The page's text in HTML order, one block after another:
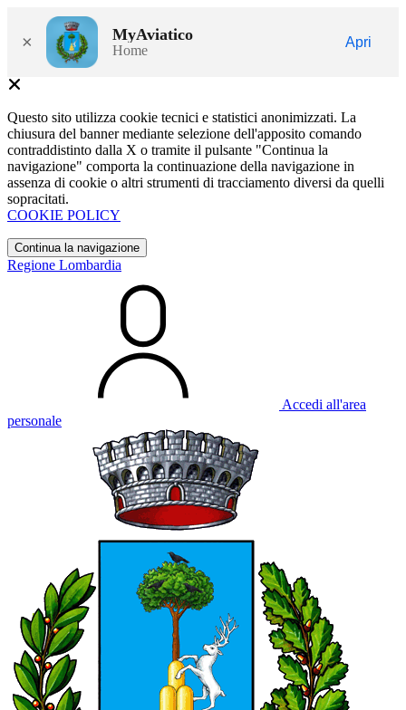
× MyAviatico
Home
Apri
Questo sito utilizza cookie tecnici e statistici anonimizzati. La
chiusura del banner mediante selezione dell'apposito comando
contraddistinto dalla X o tramite il pulsante "Continua la
navigazione" comporta la continuazione della navigazione in
assenza di cookie o altri strumenti di tracciamento diversi da quelli
sopracitati.
COOKIE POLICY
Continua la navigazione
Regione Lombardia
Accedi all'area
personale